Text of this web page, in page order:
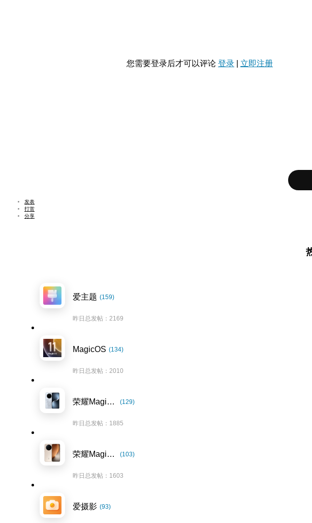
您需要登录后才可以评论 登录 立即注册
发表
打赏
分享
爱主题 (159)
昨日总发帖：2169
MagicOS (134)
昨日总发帖：2010
荣耀Magic7系列 (129)
昨日总发帖：1885
荣耀Magic8系列 (103)
昨日总发帖：1603
爱摄影 (93)